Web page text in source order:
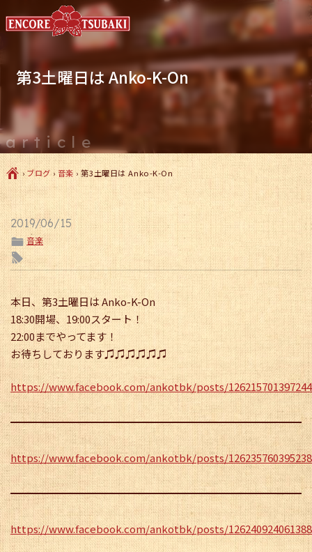
article
第3土曜日は Anko-K-On
Ç›ブログ›音楽 ›第3土曜日は Anko-K-On
2019/06/15
ë 音楽
l
本日、第3土曜日は Anko-K-On
18:30開場、19:00スタート！
22:00までやってます！
お待ちしております♫♫♫♫♫♫
https://www.facebook.com/ankotbk/posts/
https://www.facebook.com/ankotbk/posts/
https://www.facebook.com/ankotbk/posts/